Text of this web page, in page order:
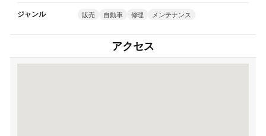
ジャンル 販売 自動車 修理 メンテナンス
アクセス